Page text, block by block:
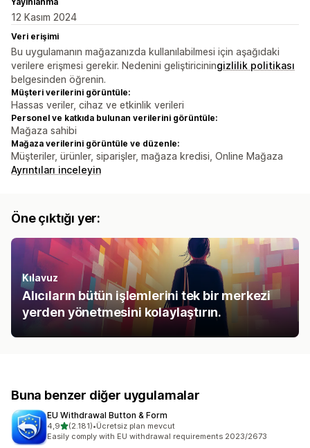
12 Kasım 2024
Veri erişimi
Bu uygulamanın mağazanızda kullanılabilmesi için aşağıdaki
verilere erişmesi gerekir. Nedenini geliştiriciningizlilik politikası
belgesinden öğrenin.
Müşteri verilerini görüntüle:
Hassas veriler, cihaz ve etkinlik verileri
Personel ve katkıda bulunan verilerini görüntüle:
Mağaza sahibi
Mağaza verilerini görüntüle ve düzenle:
Müşteriler, ürünler, siparişler, mağaza kredisi, Online Mağaza
Ayrıntıları inceleyin
Öne çıktığı yer:
Kılavuz
Alıcıların bütün işlemlerini tek bir merkezi
yerden yönetmesini kolaylaştırın.
Buna benzer diğer uygulamalar
EU Withdrawal Button & Form
4,95 yıldız üzerinden
(2.181)
toplam 2181 değerlendirme
•Ücretsiz plan mevcut
Easily comply with EU withdrawal requirements 2023/2673